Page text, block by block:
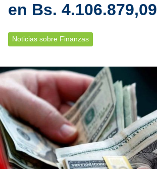
en Bs. 4.106.879,09
Noticias sobre Finanzas